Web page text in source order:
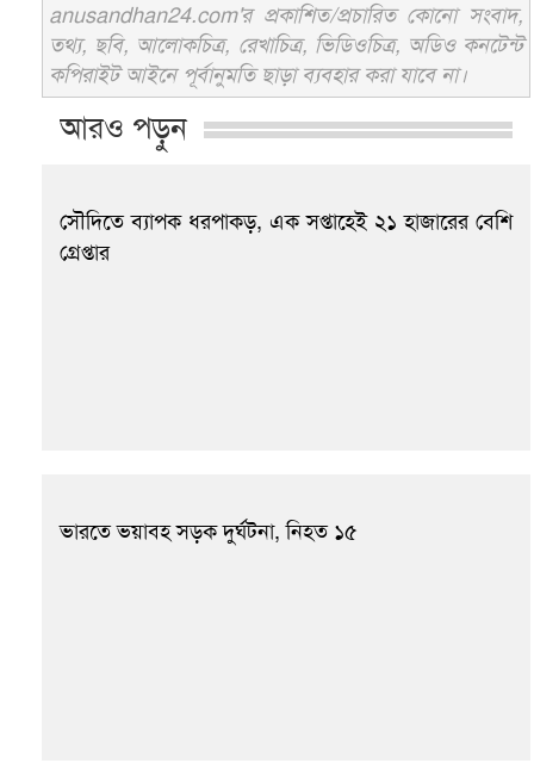
anusandhan24.com'র প্রকাশিত/প্রচারিত কোনো সংবাদ,
তথ্য, ছবি, আলোকচিত্র, রেখাচিত্র, ভিডিওচিত্র, অডিও কনটেন্ট
কপিরাইট আইনে পূর্বানুমতি ছাড়া ব্যবহার করা যাবে না।
আরও পড়ুন
সৌদিতে ব্যাপক ধরপাকড়, এক সপ্তাহেই ২১ হাজারের বেশি
গ্রেপ্তার
ভারতে ভয়াবহ সড়ক দুর্ঘটনা, নিহত ১৫